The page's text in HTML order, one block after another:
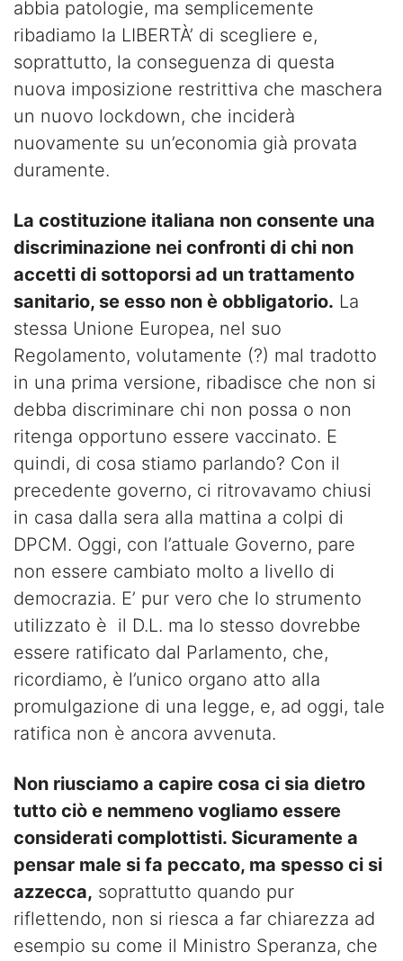
abbia patologie, ma semplicemente
ribadiamo la LIBERTÀ’ di scegliere e,
soprattutto, la conseguenza di questa
nuova imposizione restrittiva che maschera
un nuovo lockdown, che inciderà
nuovamente su un’economia già provata
duramente.
La costituzione italiana non consente una
discriminazione nei confronti di chi non
accetti di sottoporsi ad un trattamento
sanitario, se esso non è obbligatorio. La
stessa Unione Europea, nel suo
Regolamento, volutamente (?) mal tradotto
in una prima versione, ribadisce che non si
debba discriminare chi non possa o non
ritenga opportuno essere vaccinato. E
quindi, di cosa stiamo parlando? Con il
precedente governo, ci ritrovavamo chiusi
in casa dalla sera alla mattina a colpi di
DPCM. Oggi, con l’attuale Governo, pare
non essere cambiato molto a livello di
democrazia. E’ pur vero che lo strumento
utilizzato è il D.L. ma lo stesso dovrebbe
essere ratificato dal Parlamento, che,
ricordiamo, è l’unico organo atto alla
promulgazione di una legge, e, ad oggi, tale
ratifica non è ancora avvenuta.
Non riusciamo a capire cosa ci sia dietro
tutto ciò e nemmeno vogliamo essere
considerati complottisti. Sicuramente a
pensar male si fa peccato, ma spesso ci si
azzecca, soprattutto quando pur
riflettendo, non si riesca a far chiarezza ad
esempio su come il Ministro Speranza, che